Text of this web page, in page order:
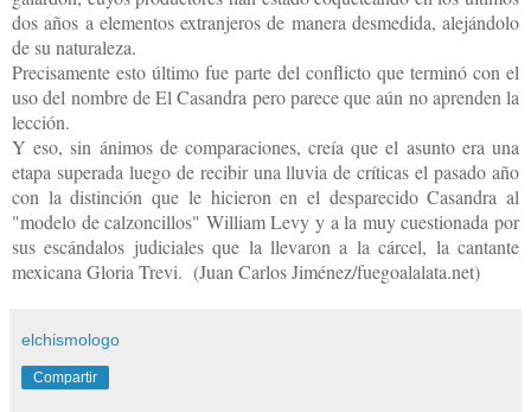
dos años a elementos extranjeros de manera desmedida, alejándolo
de su naturaleza.
Precisamente esto último fue parte del conflicto que terminó con el
uso del nombre de El Casandra pero parece que aún no aprenden la
lección.
Y eso, sin ánimos de comparaciones, creía que el asunto era una
etapa superada luego de recibir una lluvia de críticas el pasado año
con la distinción que le hicieron en el desparecido Casandra al
"modelo de calzoncillos" William Levy y a la muy cuestionada por
sus escándalos judiciales que la llevaron a la cárcel, la cantante
mexicana Gloria Trevi. (Juan Carlos Jiménez/fuegoalalata.net)
elchismologo
Compartir